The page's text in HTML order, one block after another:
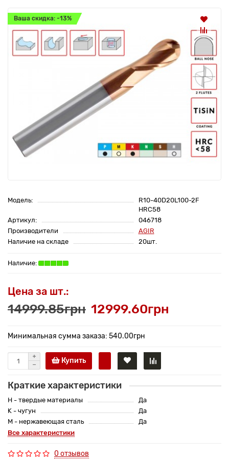
Ваша скидка: -13%
Модель:
R10-40D20L100-2F
HRC58
Артикул:
046718
Производители
AGIR
Наличие на складе
20шт.
Цена за шт.:
14999.85грн 12999.60грн
Минимальная сумма заказа: 540.00грн
Купить
Краткие характеристики
H - твердые материалы
Да
K - чугун
Да
M - нержавеющая сталь
Да
Все характеристики
0 отзывов